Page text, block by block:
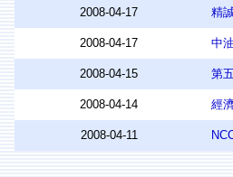
2008-04-17 精
2008-04-17 中
2008-04-15 第
2008-04-14 經
2008-04-11